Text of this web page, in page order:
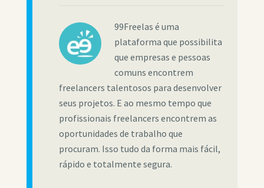
99Freelas é uma
plataforma que possibilita
que empresas e pessoas
comuns encontrem
freelancers talentosos para desenvolver
seus projetos. E ao mesmo tempo que
profissionais freelancers encontrem as
oportunidades de trabalho que
procuram. Isso tudo da forma mais fácil,
rápido e totalmente segura.